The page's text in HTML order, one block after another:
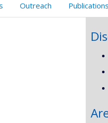
Outreach